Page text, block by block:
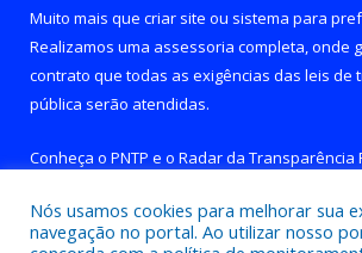
Muito mais que criar site ou sistema para
Realizamos uma assessoria completa, onde
contrato que todas as exigências das leis de
pública serão atendidas.
Conheça o PNTP e o Radar da Transparência
Nós usamos cookies para melhorar sua
navegação no portal. Ao utilizar nosso